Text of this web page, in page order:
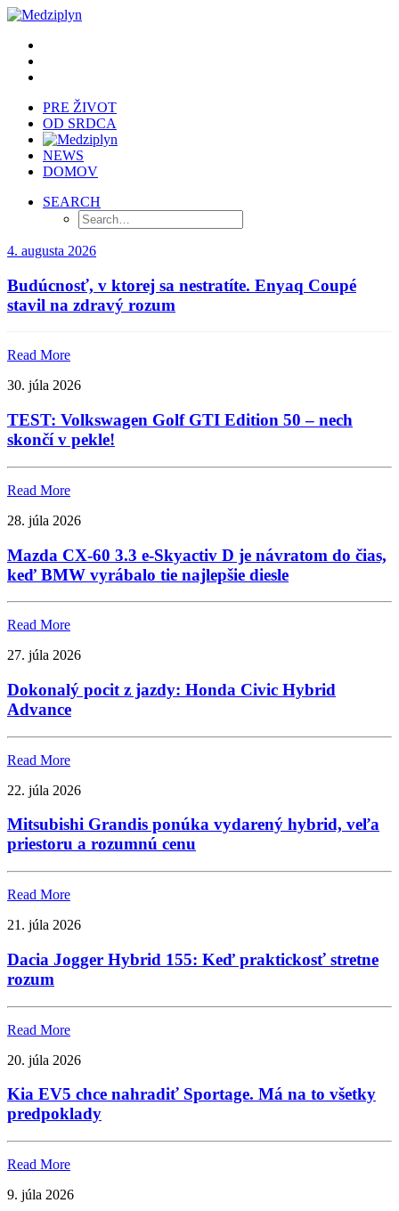
PRE ŽIVOT
OD SRDCA
NEWS
DOMOV
SEARCH
4. augusta 2026
Budúcnosť, v ktorej sa nestratíte. Enyaq Coupé
stavil na zdravý rozum
Read More
30. júla 2026
TEST: Volkswagen Golf GTI Edition 50 – nech
skončí v pekle!
Read More
28. júla 2026
Mazda CX-60 3.3 e-Skyactiv D je návratom do čias,
keď BMW vyrábalo tie najlepšie diesle
Read More
27. júla 2026
Dokonalý pocit z jazdy: Honda Civic Hybrid
Advance
Read More
22. júla 2026
Mitsubishi Grandis ponúka vydarený hybrid, veľa
priestoru a rozumnú cenu
Read More
21. júla 2026
Dacia Jogger Hybrid 155: Keď praktickosť stretne
rozum
Read More
20. júla 2026
Kia EV5 chce nahradiť Sportage. Má na to všetky
predpoklady
Read More
9. júla 2026